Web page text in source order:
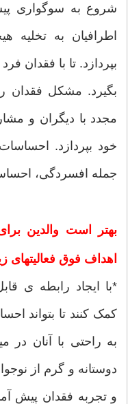
شروع به سوگواری
اطرافیان به تخلیه
بپردازد. تا با فقدان
بگیرد. مشکل فقدان
مجدد با دیگران و
خود بپردازد.
جمله افسردگی،
بهتر است والدین
اهداف فوق فعالیتهای
*با ایجاد رابطه ی
کمک کنند تا بتواند
به راحتی با آنان در
دوستانه و گرم از
و تجربه فقدان پیش